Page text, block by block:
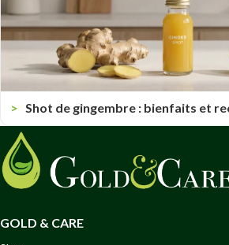
Shot de gingembre : bienfaits et
GOLD & CARE